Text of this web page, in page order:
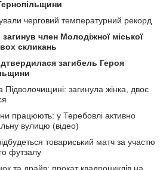
черговий температурний рекорд
член Молодіжної міської
скликань
загибель Героя
загинула жінка, двоє
працюють: у Теребовлі активно
вулицю (відео)
товариський матч за участю
футзалу